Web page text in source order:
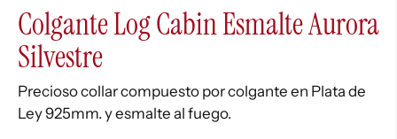
Colgante Log Cabin Esmalte Aurora
Silvestre
Precioso collar compuesto por colgante en Plata de
Ley 925mm. y esmalte al fuego.